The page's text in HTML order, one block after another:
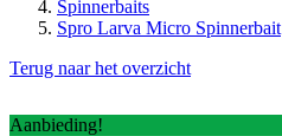
Spinnerbaits
Spro Larva Micro Spinnerbait
Terug naar het overzicht
Aanbieding!